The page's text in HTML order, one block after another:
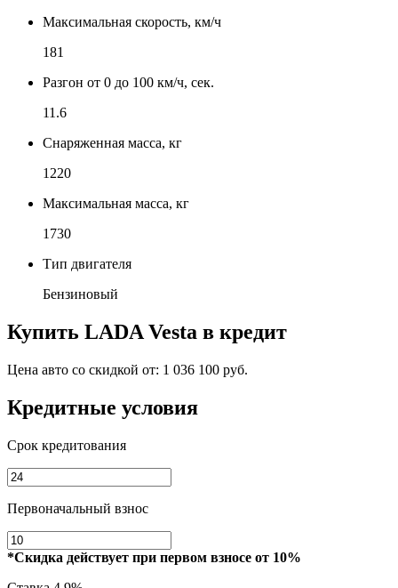
Максимальная скорость, км/ч
181
Разгон от 0 до 100 км/ч, сек.
11.6
Снаряженная масса, кг
1220
Максимальная масса, кг
1730
Тип двигателя
Бензиновый
Купить LADA Vesta в кредит
Цена авто со скидкой от: 1 036 100 руб.
Кредитные условия
Срок кредитования
Первоначальный взнос
*Скидка действует при первом взносе от 10%